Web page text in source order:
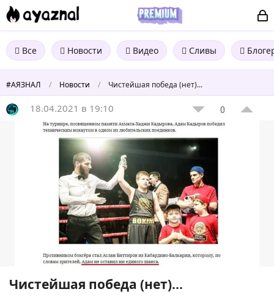
Все Новости Видео Сливы
#АЯЗНАЛ / Новости / Чистейшая победа (нет)...
18.04.2021 в 19:10 0
Чистейшая победа (нет)...